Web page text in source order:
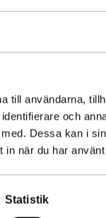
till användarna,
och
Dessa kan i
in när du har
Statistik